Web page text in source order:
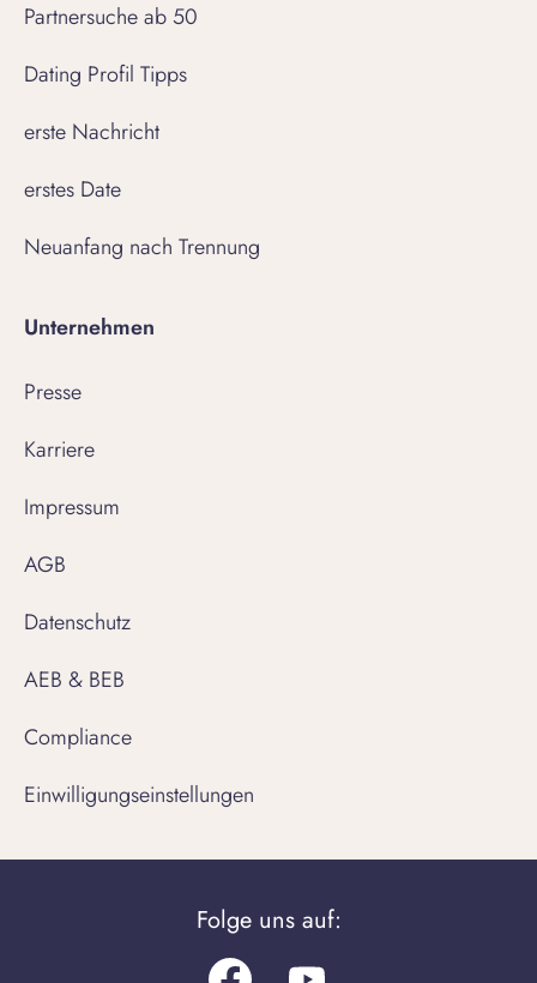
Partnersuche ab 50
Dating Profil Tipps
erste Nachricht
erstes Date
Neuanfang nach Trennung
Unternehmen
Presse
Karriere
Impressum
AGB
Datenschutz
AEB & BEB
Compliance
Einwilligungseinstellungen
Folge uns auf: